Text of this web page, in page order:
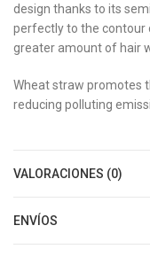
design thanks to its
perfectly to the contour
greater amount of hair
Wheat straw promotes
reducing polluting
VALORACIONES (0)
ENVÍOS